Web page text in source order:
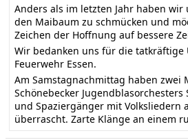
Anders als im letzten Jahr haben wir
den Maibaum zu schmücken und
Zeichen der Hoffnung auf bessere
Wir bedanken uns für die
Feuerwehr Essen.
Am Samstagnachmittag haben zwei
Schönebecker
und Spaziergänger mit Volksliedern
überrascht. Zarte Klänge an einem